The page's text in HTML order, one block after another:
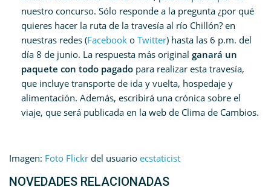
nuestro concurso. Sólo responde a la pregunta ¿por qué
quieres hacer la ruta de la travesía al río Chillón? en
nuestras redes (Facebook o Twitter) hasta las 6 p.m. del
día 8 de junio. La respuesta más original ganará un
paquete con todo pagado para realizar esta travesía,
que incluye transporte de ida y vuelta, hospedaje y
alimentación. Además, escribirá una crónica sobre el
viaje, que será publicada en la web de Clima de Cambios.
Imagen: Foto Flickr del usuario ecstaticist
NOVEDADES RELACIONADAS